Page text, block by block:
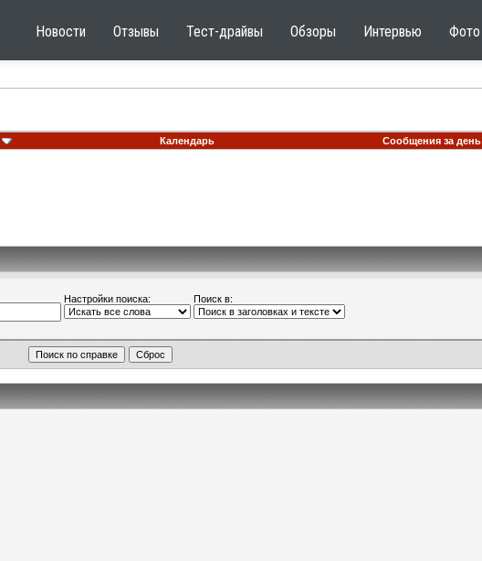
Новости Отзывы Тест-драйвы Обзоры Интервью Фото
Календарь Сообщения за день
Настройки поиска: Поиск в: